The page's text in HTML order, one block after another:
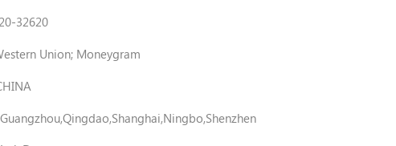
32620
Union; Moneygram
Guangzhou,Qingdao,Shanghai,Ningbo,Shenzhen